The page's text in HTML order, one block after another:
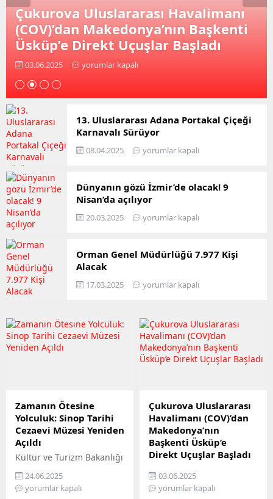
Çukurova Uluslararası Havalimanı
(COV)’dan Makedonya’nın Başkenti
Üsküp’e Direkt Uçuşlar Başladı
03.06.2025 yorumlar kapalı
13. Uluslararası Adana Portakal Çiçeği
Karnavalı Sürüyor
08.04.2025 yorumlar kapalı
Dünyanın gözü İzmir’de olacak! 9
Nisan’da açılıyor
20.03.2025 yorumlar kapalı
Orman Genel Müdürlüğü 7.977 Kişi
Alacak
17.03.2025 yorumlar kapalı
Zamanın Ötesine
Yolculuk: Sinop Tarihi
Cezaevi Müzesi Yeniden
Açıldı
Kültür ve Turizm Bakanlığı
Sinop Tarihi Cezaevi,
modern müzecilik
24.06.2025
yorumlar kapalı
Çukurova Uluslararası
Havalimanı (COV)’dan
Makedonya’nın
Başkenti Üsküp’e
Direkt Uçuşlar Başladı
Havalimanı (COV)’dan
Makedonya’nın Başkenti
03.06.2025
yorumlar kapalı